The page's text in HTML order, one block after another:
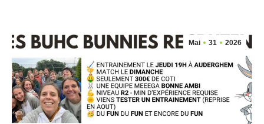
Mai 31 2026